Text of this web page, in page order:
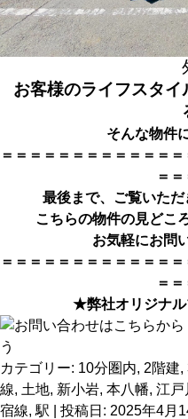
お客様のライフスタ
そんな物件
＝＝＝＝＝＝＝＝＝＝＝＝
＝
最後まで、ご覧いた
こちらの物件の見どこ
お気軽にお問
＝＝＝＝＝＝＝＝＝＝＝＝
＝
★弊社オリジナ
カテゴリー: 10分圏内, 2階建,
線, 土地, 新小岩, 本八幡, 江戸
宿線, 駅 | 投稿日: 2025年4月